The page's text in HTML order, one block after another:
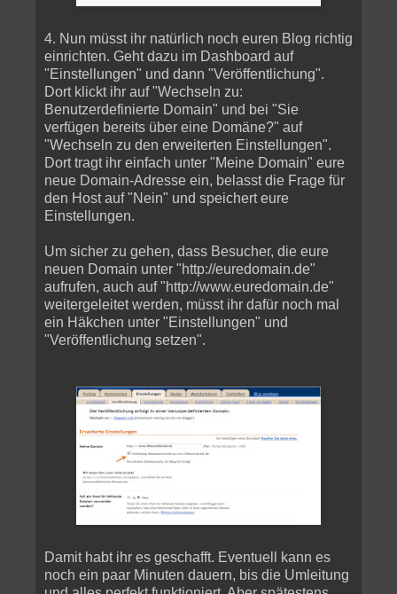
4. Nun müsst ihr natürlich noch euren Blog richtig
einrichten. Geht dazu im Dashboard auf
"Einstellungen" und dann "Veröffentlichung".
Dort klickt ihr auf "Wechseln zu:
Benutzerdefinierte Domain" und bei "Sie
verfügen bereits über eine Domäne?" auf
"Wechseln zu den erweiterten Einstellungen".
Dort tragt ihr einfach unter "Meine Domain" eure
neue Domain-Adresse ein, belasst die Frage für
den Host auf "Nein" und speichert eure
Einstellungen.
Um sicher zu gehen, dass Besucher, die eure
neuen Domain unter "http://euredomain.de"
aufrufen, auch auf "http://www.euredomain.de"
weitergeleitet werden, müsst ihr dafür noch mal
ein Häkchen unter "Einstellungen" und
"Veröffentlichung setzen".
Damit habt ihr es geschafft. Eventuell kann es
noch ein paar Minuten dauern, bis die Umleitung